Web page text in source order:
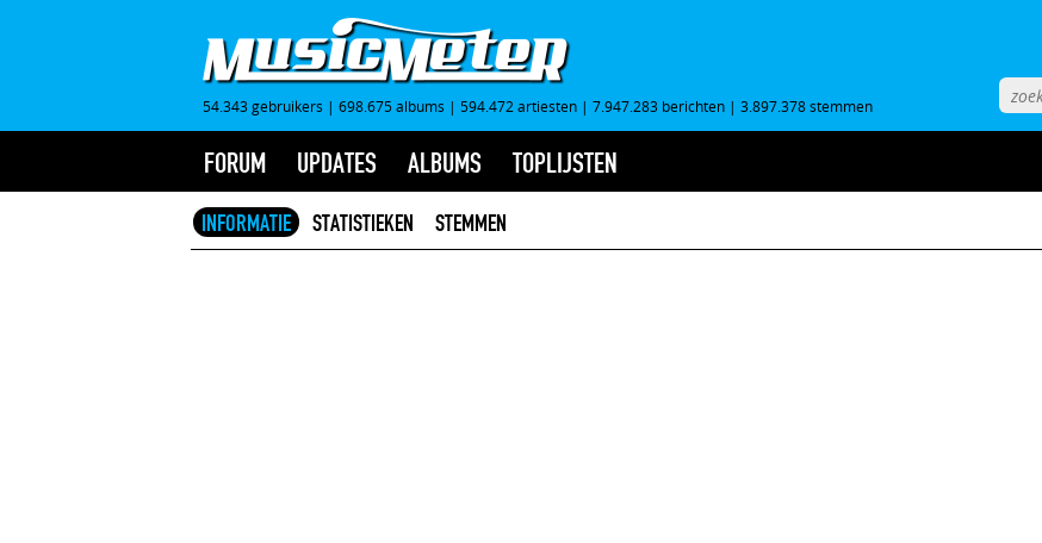
54.343 gebruikers | 698.675 albums | 594.472 artiesten | 7.947.283 berichten | 3.897.378 stemmen
FORUM UPDATES ALBUMS TOPLIJSTEN
INFORMATIE STATISTIEKEN STEMMEN